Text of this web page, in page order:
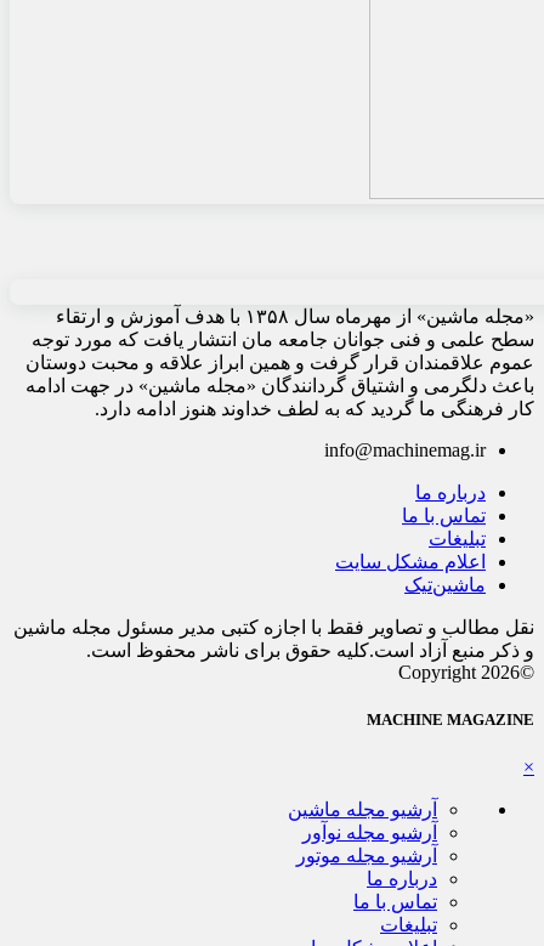
«مجله ماشین» از مهرماه سال ۱۳۵۸ با هدف آموزش و ارتقاء
سطح علمی و فنی جوانان جامعه مان انتشار یافت که مورد توجه
عموم علاقمندان قرار گرفت و همین ابراز علاقه و محبت دوستان
باعث دلگرمی و اشتیاق گردانندگان «مجله ماشین» در جهت ادامه
کار فرهنگی ما گردید که به لطف خداوند هنوز ادامه دارد.
info@machinemag.ir
درباره ما
تماس با ما
تبلیغات
اعلام مشکل سایت
ماشین‌تیک
نقل مطالب و تصاویر فقط با اجازه کتبی مدیر مسئول مجله ماشین
و ذکر منبع آزاد است.کلیه حقوق برای ناشر محفوظ است.
©Copyright 2026
MACHINE MAGAZINE
×
آرشیو مجله ماشین
آرشیو مجله نوآور
آرشیو مجله موتور
درباره ما
تماس با ما
تبلیغات